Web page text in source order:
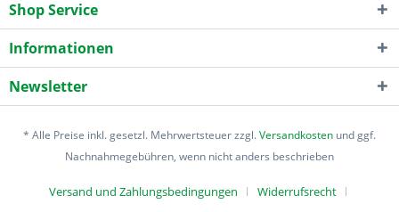
Shop Service
Informationen
Newsletter
* Alle Preise inkl. gesetzl. Mehrwertsteuer zzgl.Versandkosten und ggf.
Nachnahmegebühren, wenn nicht anders beschrieben
Versand und Zahlungsbedingungen Widerrufsrecht